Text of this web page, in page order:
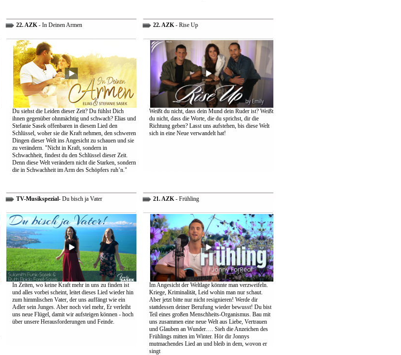
22. AZK- In Deinen Armen
Du siehst die Leiden dieser Zeit? Du fühlst Dich
ihnen gegenüber ohnmächtig und schwach? Elias und
Stefanie Sasek offenbaren in diesem Lied den
Schlüssel, woher sie die Kraft nehmen, den schweren
Dingen dieser Welt ins Angesicht zu schauen und sie
zu verändern. "Nicht in Kraft, sondern in
Schwachheit, findest du den Schlüssel dieser Zeit.
Denn diese Welt verändern nicht die Starken, sondern
die in Schwachheit im Arm des Schöpfers ruh’n."
22. AZK- Rise Up
Weißt du nicht, dass dein Mund dein Ruder ist? Weißt
du nicht, dass die Worte, die du sprichst, dir die
Richtung geben? Lasst uns aufstehen, bis diese Welt
sich in eine Neue verwandelt hat!
TV-Musikspezial- Du bisch ja Vater
In Zeiten, wo keine Kraft mehr in uns zu finden ist
und alles vorbei scheint, leitet dieses Lied wieder hin
zum himmlischen Vater, der uns auffängt wie ein
Adler sein Junges. Aber noch viel mehr, Er verleiht
uns neue Flügel, damit wir aufsteigen können - hoch
über unsere Herausforderungen und Feinde.
21. AZK- Frühling
Im Angesicht der Weltlage könnte man verzweifeln.
Kriege, Kriminalität, Leid wohin man nur schaut.
Aber jetzt bitte nur nicht resignieren! Werde dir
stattdessen deiner Berufung wieder bewusst! Du bist
Teil eines großen Menschheits-Organismus. Bau mit
uns zusammen eine neue Welt aus Liebe, Vertrauen
und Glauben an Wunder…. Sieh die Anzeichen des
Frühlings mitten im Winter. Hör dir Jonnys
mutmachendes Lied an und bleib in dem, wovon er
singt